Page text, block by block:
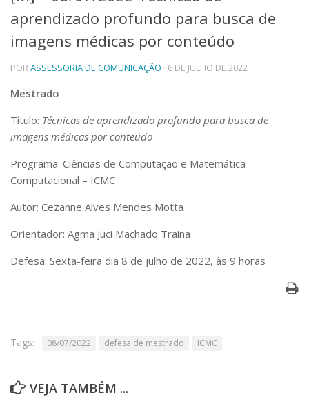
Telefones e Mapas
Pessoas
Ensino
Graduação
Educação a distância
Pesquisa e Inovação
Centros, Núcleos e Projetos em Rede
Pós-doutorado
Transferência de Tecnologia
Projetos, Programas e Cursos
Apoio ao Estudante
RH, Administrativo e Financeiro
Outros serviços
aprendizado profundo para busca de
imagens médicas por conteúdo
PORASSESSORIA DE COMUNICAÇÃO · 6 DE JULHO DE 2022
Mestrado
Título: Técnicas de aprendizado profundo para busca de
imagens médicas por conteúdo
Programa: Ciências de Computação e Matemática
Computacional – ICMC
Autor: Cezanne Alves Mendes Motta
Orientador: Agma Juci Machado Traina
Defesa: Sexta-feira dia 8 de julho de 2022, às 9 horas
Tags: 08/07/2022 defesa de mestrado ICMC
VEJA TAMBÉM ...